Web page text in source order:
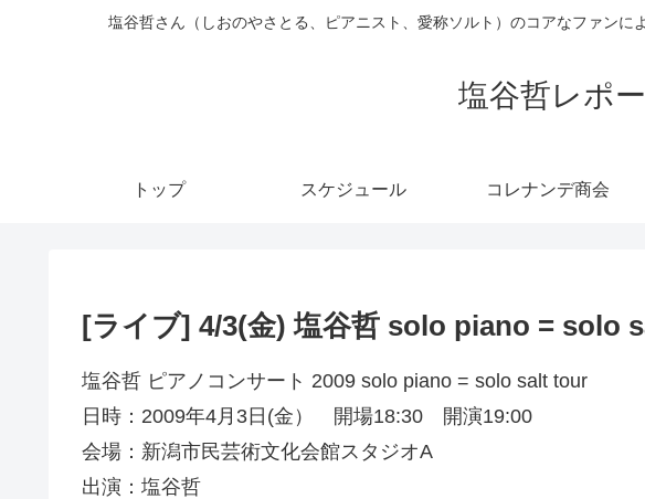
塩谷哲さん（しおのやさとる、ピアニスト、愛称ソルト）のコアなファン
塩谷哲レポ
トップ スケジュール コレナンデ商会
[ライブ] 4/3(金) 塩谷哲 solo piano = solo
塩谷哲 ピアノコンサート 2009 solo piano = solo salt tour
日時：2009年4月3日(金） 開場18:30 開演19:00
会場：新潟市民芸術文化会館スタジオA
出演：塩谷哲